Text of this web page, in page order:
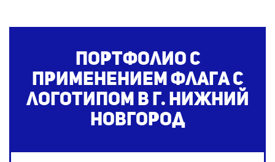
Портфолио с
применением флага с
логотипомв г. Нижний
Новгород